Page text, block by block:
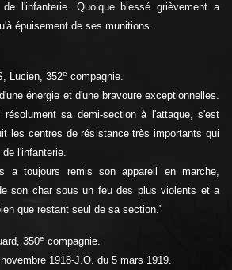
l'infanterie. Quoique blessé grièvement a
épuisement de ses munitions.
Lucien, 352e compagnie.
énergie et d'une bravoure exceptionnelles.
sa demi-section à l'attaque, s'est
les centres de résistance très importants qui
l'infanterie.
a toujours remis son appareil en marche,
son char sous un feu des plus violents et a
que restant seul de sa section."
350e compagnie.
1918-J.O. du 5 mars 1919.